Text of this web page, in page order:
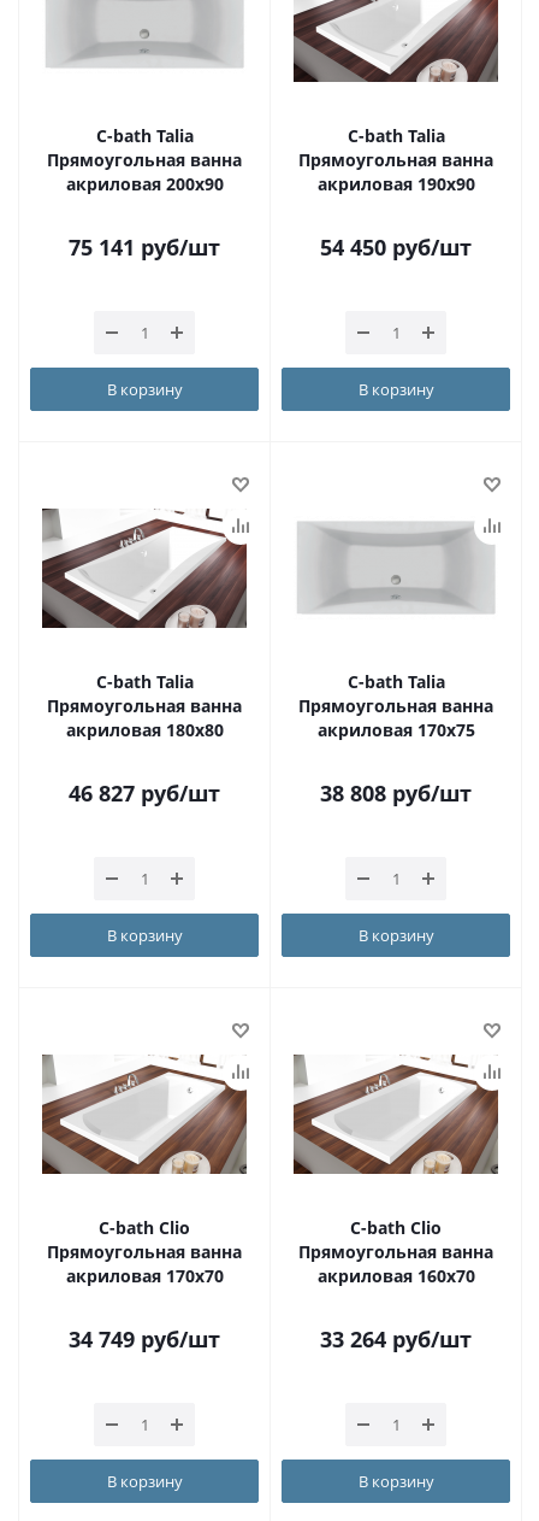
С-bath Talia
Прямоугольная ванна
акриловая 200х90
75 141 руб/шт
В корзину
С-bath Talia
Прямоугольная ванна
акриловая 190х90
54 450 руб/шт
В корзину
С-bath Talia
Прямоугольная ванна
акриловая 180х80
46 827 руб/шт
В корзину
С-bath Talia
Прямоугольная ванна
акриловая 170x75
38 808 руб/шт
В корзину
С-bath Clio
Прямоугольная ванна
акриловая 170x70
34 749 руб/шт
В корзину
С-bath Clio
Прямоугольная ванна
акриловая 160x70
33 264 руб/шт
В корзину